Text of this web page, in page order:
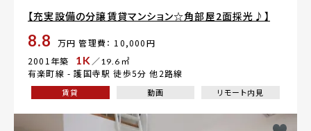
【充実設備の分譲賃貸マンション☆角部屋2面採光♪】
8.8 万円 管理費： 10,000円
2001年築
1K ／19.6㎡
有楽町線 -護国寺駅 徒歩5分 他2路線
賃貸 動画 リモート内見